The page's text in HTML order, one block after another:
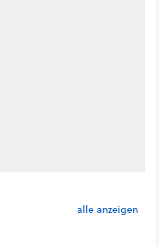
alle anzeigen